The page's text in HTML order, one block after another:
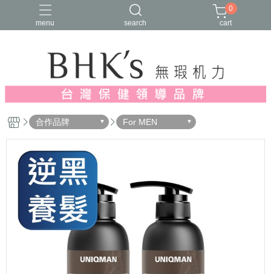
menu search
人氣推薦 多入優惠 日常維他命
漢方養生
蔓越莓/私密保養
0
cart
合作品牌 For MEN